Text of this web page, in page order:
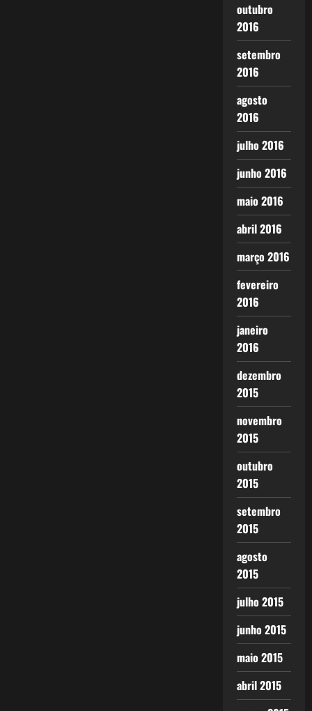
outubro
2016
setembro
2016
agosto
2016
julho 2016
junho 2016
maio 2016
abril 2016
março 2016
fevereiro
2016
janeiro
2016
dezembro
2015
novembro
2015
outubro
2015
setembro
2015
agosto
2015
julho 2015
junho 2015
maio 2015
abril 2015